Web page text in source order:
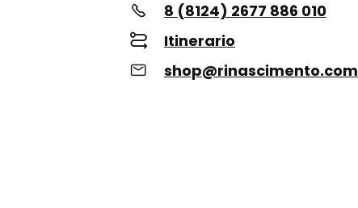
8 (8124) 2677 886 010
Itinerario
shop@rinascimento.com